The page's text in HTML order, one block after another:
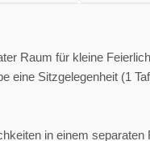
Raum für kleine
eine Sitzgelegenheit (1
in einem separaten